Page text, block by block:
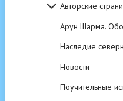
Авторские
Арун Шарма.
Наследие
Новости
Поучительные